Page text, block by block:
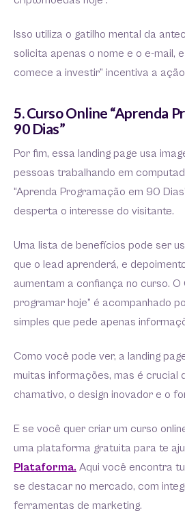
Isso utiliza o gatilho mental da
solicita apenas o nome e o e-mail, e
comece a investir” incentiva a
5. Curso Online “Aprenda
90 Dias”
Por fim, essa landing page usa
pessoas trabalhando em
“Aprenda Programação em 90
desperta o interesse do visitante.
Uma lista de benefícios pode ser
que o lead aprenderá, e
aumentam a confiança no curso. O
programar hoje” é acompanhado
simples que pede apenas
Como você pode ver, a landing
muitas informações, mas é crucial
chamativo, o design inovador e o
E se você quer criar um curso
uma plataforma gratuita para te
Plataforma. Aqui você encontra
se destacar no mercado, com
ferramentas de marketing.